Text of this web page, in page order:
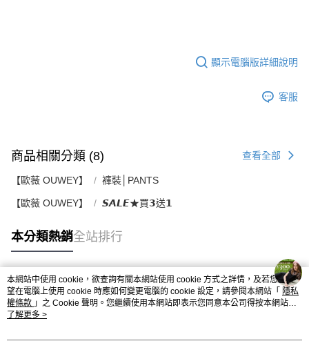
顯示電腦版詳細說明
客服
商品相關分類 (8) 查看全部
【歐薇 OUWEY】 褲裝│PANTS
【歐薇 OUWEY】 𝙎𝘼𝙇𝙀★買𝟯送𝟭
本分類熱銷全站排行
熱門標籤
本網站中使用 cookie，欲查詢有關本網站使用 cookie 方式之詳情，及若您不希
望在電腦上使用 cookie 時應如何變更電腦的 cookie 設定，請參閱本網站「 隱私
權條款 」之 Cookie 聲明。您繼續使用本網站即表示您同意本公司得按本網站使
用條款之 Cookie 聲明使用 cookie。
了解更多 >